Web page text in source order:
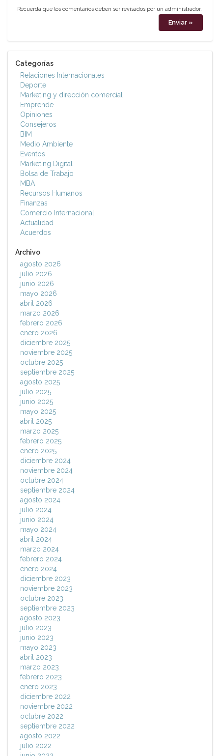
Recuerda que los comentarios deben ser revisados por un administrador.
Categorías
Relaciones Internacionales
Deporte
Marketing y dirección comercial
Emprende
Opiniones
Consejeros
BIM
Medio Ambiente
Eventos
Marketing Digital
Bolsa de Trabajo
MBA
Recursos Humanos
Finanzas
Comercio Internacional
Actualidad
Acuerdos
Archivo
agosto 2026
julio 2026
junio 2026
mayo 2026
abril 2026
marzo 2026
febrero 2026
enero 2026
diciembre 2025
noviembre 2025
octubre 2025
septiembre 2025
agosto 2025
julio 2025
junio 2025
mayo 2025
abril 2025
marzo 2025
febrero 2025
enero 2025
diciembre 2024
noviembre 2024
octubre 2024
septiembre 2024
agosto 2024
julio 2024
junio 2024
mayo 2024
abril 2024
marzo 2024
febrero 2024
enero 2024
diciembre 2023
noviembre 2023
octubre 2023
septiembre 2023
agosto 2023
julio 2023
junio 2023
mayo 2023
abril 2023
marzo 2023
febrero 2023
enero 2023
diciembre 2022
noviembre 2022
octubre 2022
septiembre 2022
agosto 2022
julio 2022